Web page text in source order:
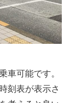
車可能です。
刻表が表示さ